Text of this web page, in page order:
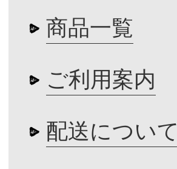
商品一覧
ご利用案内
配送について